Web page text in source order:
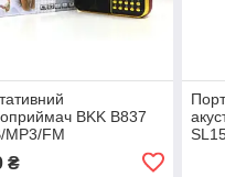
BKK B837
MP3/FM
₴